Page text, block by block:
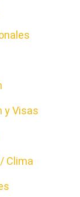
y Visas
Clima